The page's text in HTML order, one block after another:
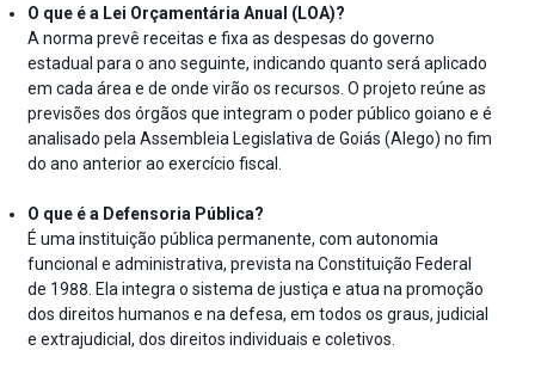
O que é a Lei Orçamentária Anual (LOA)?
A norma prevê receitas e fixa as despesas do governo
estadual para o ano seguinte, indicando quanto será aplicado
em cada área e de onde virão os recursos. O projeto reúne as
previsões dos órgãos que integram o poder público goiano e é
analisado pela Assembleia Legislativa de Goiás (Alego) no fim
do ano anterior ao exercício fiscal.
O que é a Defensoria Pública?
É uma instituição pública permanente, com autonomia
funcional e administrativa, prevista na Constituição Federal
de 1988. Ela integra o sistema de justiça e atua na promoção
dos direitos humanos e na defesa, em todos os graus, judicial
e extrajudicial, dos direitos individuais e coletivos.